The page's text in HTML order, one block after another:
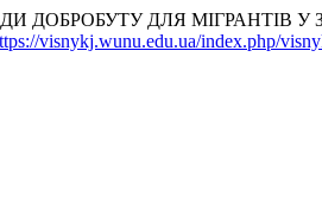
ДОБРОБУТУ ДЛЯ
visnykj.wunu.edu.ua/index.php/